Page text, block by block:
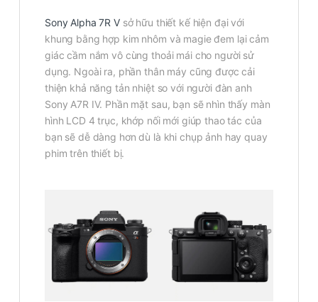
Sony Alpha 7R Vsở hữu thiết kế hiện đại với
khung bằng hợp kim nhôm và magie đem lại cảm
giác cầm nắm vô cùng thoải mái cho người sử
dụng. Ngoài ra, phần thân máy cũng được cải
thiện khả năng tản nhiệt so với người đàn anh
Sony A7R IV. Phần mặt sau, bạn sẽ nhìn thấy màn
hình LCD 4 trục, khớp nối mới giúp thao tác của
bạn sẽ dễ dàng hơn dù là khi chụp ảnh hay quay
phim trên thiết bị.